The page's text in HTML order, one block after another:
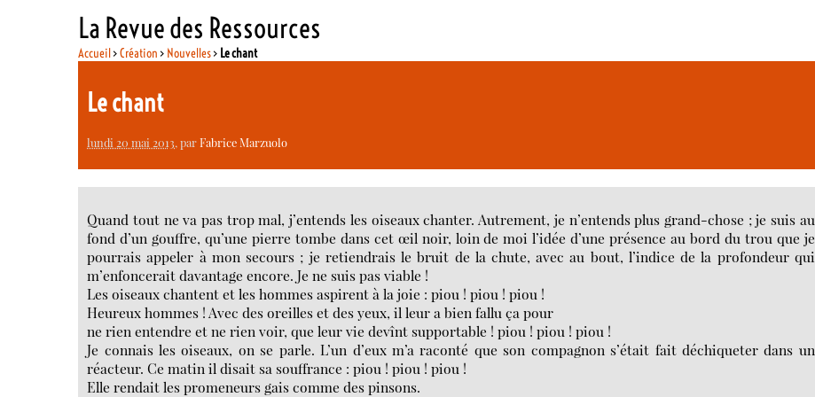
La Revue des Ressources
Accueil>Création > Nouvelles> Le chant
Le chant
lundi 20 mai 2013, parFabrice Marzuolo
Quand tout ne va pas trop mal, j’entends les oiseaux chanter. Autrement, je n’entends plus grand-chose ; je suis au
fond d’un gouffre, qu’une pierre tombe dans cet œil noir, loin de moi l’idée d’une présence au bord du trou que je
pourrais appeler à mon secours ; je retiendrais le bruit de la chute, avec au bout, l’indice de la profondeur qui
m’enfoncerait davantage encore. Je ne suis pas viable !
Les oiseaux chantent et les hommes aspirent à la joie : piou ! piou ! piou !
Heureux hommes ! Avec des oreilles et des yeux, il leur a bien fallu ça pour
ne rien entendre et ne rien voir, que leur vie devînt supportable ! piou ! piou ! piou !
Je connais les oiseaux, on se parle. L’un d’eux m’a raconté que son compagnon s’était fait déchiqueter dans un
réacteur. Ce matin il disait sa souffrance : piou ! piou ! piou !
Elle rendait les promeneurs gais comme des pinsons.